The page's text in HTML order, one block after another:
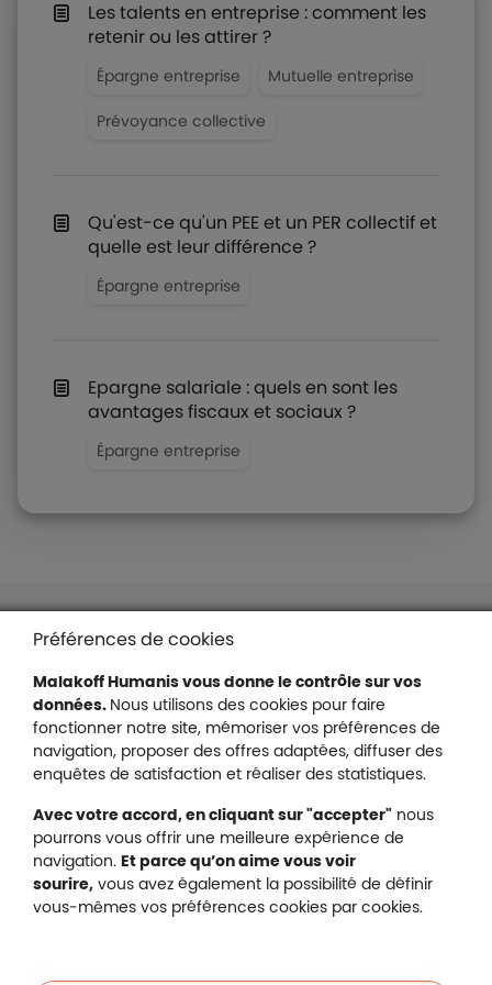
Les talents en entreprise : comment les
retenir ou les attirer ?
Épargne entreprise Mutuelle entreprise
Prévoyance collective
Qu'est-ce qu'un PEE et un PER collectif et
quelle est leur différence ?
Épargne entreprise
Epargne salariale : quels en sont les
avantages fiscaux et sociaux ?
Épargne entreprise
Liens en bas de page
Accessibilité : partiellement conforme
Protection des données
Nous contacter
Plan du site
Gestion des cookies
Malakoff Humanis sur Facebook
Malakoff Humanis sur YouTube
Malakoff Humanis sur X
Malakoff Humanis
Préférences de cookies
Malakoff Humanis vous donne le contrôle sur vos
données. Nous utilisons des cookies pour faire
fonctionner notre site, mémoriser vos préférences de
navigation, proposer des offres adaptées, diffuser des
enquêtes de satisfaction et réaliser des statistiques.
Avec votre accord, en cliquant sur "accepter" nous
pourrons vous offrir une meilleure expérience de
navigation. Et parce qu’on aime vous voir
sourire, vous avez également la possibilité de définir
vous-mêmes vos préférences cookies par cookies.